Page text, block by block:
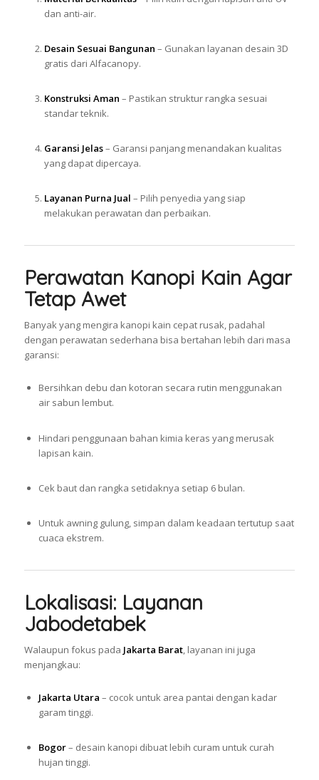
dan anti-air.
Desain Sesuai Bangunan – Gunakan layanan desain 3D
gratis dari Alfacanopy.
Konstruksi Aman – Pastikan struktur rangka sesuai
standar teknik.
Garansi Jelas– Garansi panjang menandakan kualitas
yang dapat dipercaya.
Layanan Purna Jual – Pilih penyedia yang siap
melakukan perawatan dan perbaikan.
Perawatan Kanopi Kain Agar
Tetap Awet
Banyak yang mengira kanopi kain cepat rusak, padahal
dengan perawatan sederhana bisa bertahan lebih dari masa
garansi:
Bersihkan debu dan kotoran secara rutin menggunakan
air sabun lembut.
Hindari penggunaan bahan kimia keras yang merusak
lapisan kain.
Cek baut dan rangka setidaknya setiap 6 bulan.
Untuk awning gulung, simpan dalam keadaan tertutup saat
cuaca ekstrem.
Lokalisasi: Layanan
Jabodetabek
Walaupun fokus pada Jakarta Barat, layanan ini juga
menjangkau:
Jakarta Utara – cocok untuk area pantai dengan kadar
garam tinggi.
Bogor– desain kanopi dibuat lebih curam untuk curah
hujan tinggi.